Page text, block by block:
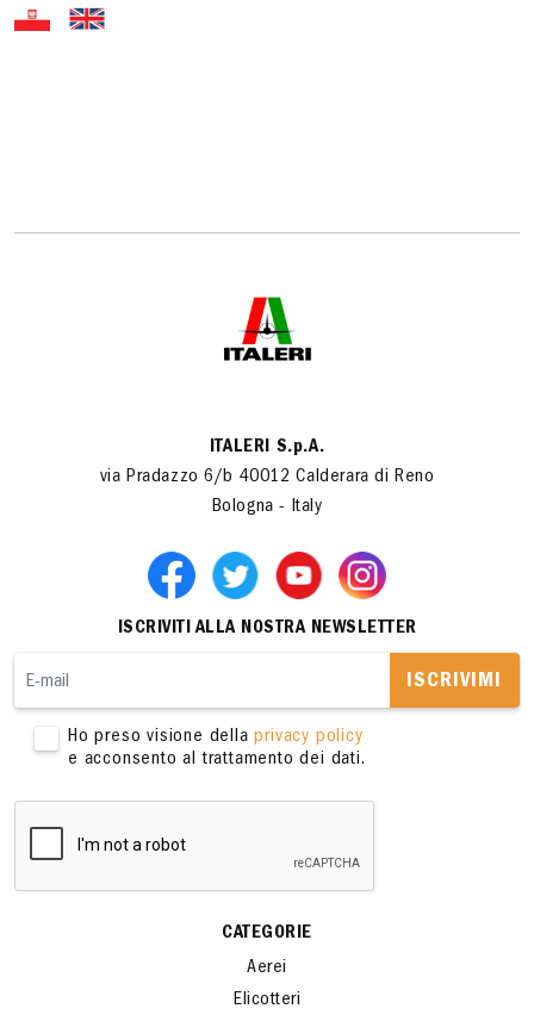
ITALERI S.p.A.
via Pradazzo 6/b 40012 Calderara di Reno
Bologna - Italy
ISCRIVITI ALLA NOSTRA NEWSLETTER
ISCRIVIMI
Ho preso visione dellaprivacy policy
e acconsento al trattamento dei dati.
CATEGORIE
Aerei
Elicotteri